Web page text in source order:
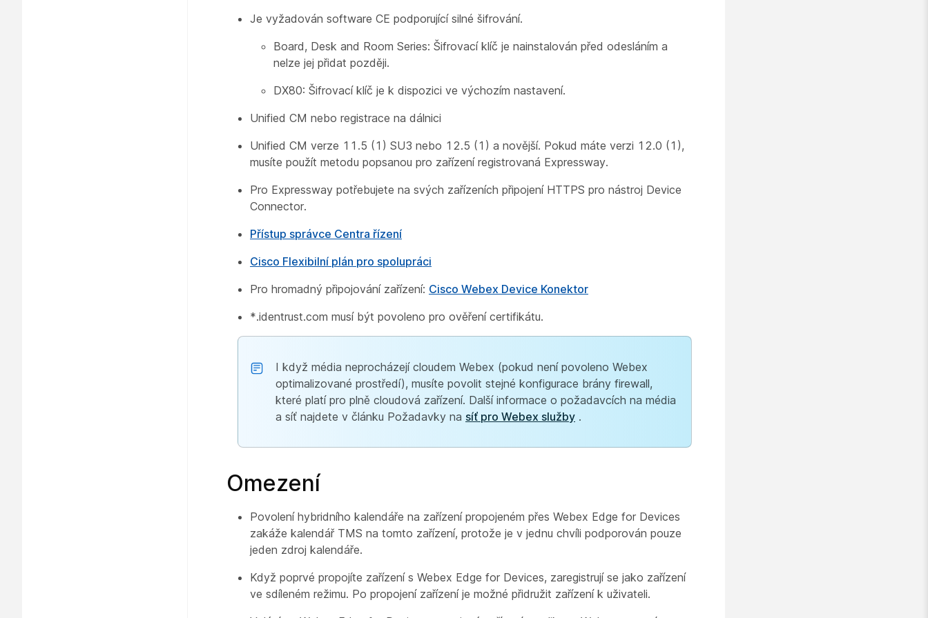
Je vyžadován software CE podporující silné šifrování.
Board, Desk and Room Series: Šifrovací klíč je nainstalován před odesláním a
nelze jej přidat později.
DX80: Šifrovací klíč je k dispozici ve výchozím nastavení.
Unified CM nebo registrace na dálnici
Unified CM verze 11.5 (1) SU3 nebo 12.5 (1) a novější. Pokud máte verzi 12.0 (1),
musíte použít metodu popsanou pro zařízení registrovaná Expressway.
Pro Expressway potřebujete na svých zařízeních připojení HTTPS pro nástroj Device
Connector.
Přístup správce Centra řízení
Cisco Flexibilní plán pro spolupráci
Pro hromadný připojování zařízení: Cisco Webex Device Konektor
*.identrust.com musí být povoleno pro ověření certifikátu.
I když média neprocházejí cloudem Webex (pokud není povoleno Webex
optimalizované prostředí), musíte povolit stejné konfigurace brány firewall,
které platí pro plně cloudová zařízení. Další informace o požadavcích na média
a síť najdete v článku Požadavky na síť pro Webex služby .
Omezení
Povolení hybridního kalendáře na zařízení propojeném přes Webex Edge for Devices
zakáže kalendář TMS na tomto zařízení, protože je v jednu chvíli podporován pouze
jeden zdroj kalendáře.
Když poprvé propojíte zařízení s Webex Edge for Devices, zaregistrují se jako zařízení
ve sdíleném režimu. Po propojení zařízení je možné přidružit zařízení k uživateli.